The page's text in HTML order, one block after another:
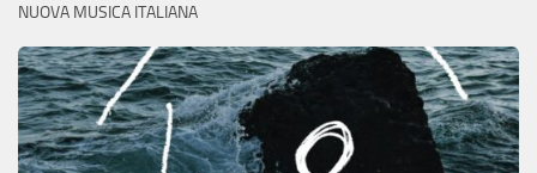
NUOVA MUSICA ITALIANA